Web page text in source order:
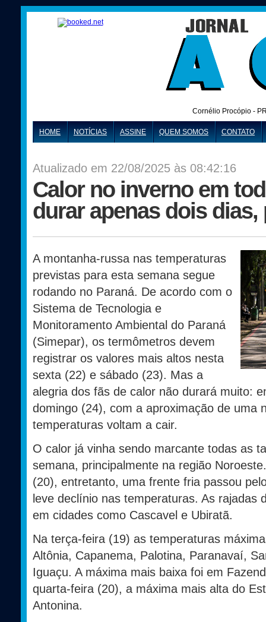
Cornélio Procópio -
HOME NOTÍCIAS ASSINE QUEM SOMOS CONTATO
Atualizado em 22/08/2025 às 08:42:16
Calor no inverno em
durar apenas dois dias,
A montanha-russa nas temperaturas
previstas para esta semana segue
rodando no Paraná. De acordo com o
Sistema de Tecnologia e
Monitoramento Ambiental do Paraná
(Simepar), os termômetros devem
registrar os valores mais altos nesta
sexta (22) e sábado (23). Mas a
alegria dos fãs de calor não durará muito:
domingo (24), com a aproximação de uma
temperaturas voltam a cair.
O calor já vinha sendo marcante todas as
semana, principalmente na região
(20), entretanto, uma frente fria passou
leve declínio nas temperaturas. As rajadas
em cidades como Cascavel e Ubiratã.
Na terça-feira (19) as temperaturas
Altônia, Capanema, Palotina, Paranavaí,
Iguaçu. A máxima mais baixa foi em
quarta-feira (20), a máxima mais alta do
Antonina.